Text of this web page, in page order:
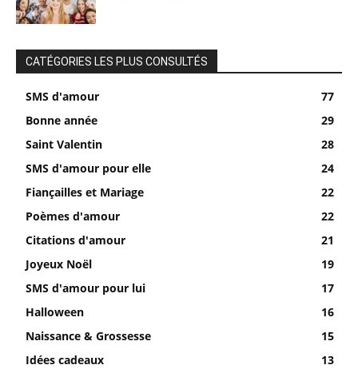
CATÉGORIES LES PLUS CONSULTÉS
SMS d'amour
77
Bonne année
29
Saint Valentin
28
SMS d'amour pour elle
24
Fiançailles et Mariage
22
Poèmes d'amour
22
Citations d'amour
21
Joyeux Noël
19
SMS d'amour pour lui
17
Halloween
16
Naissance & Grossesse
15
Idées cadeaux
13